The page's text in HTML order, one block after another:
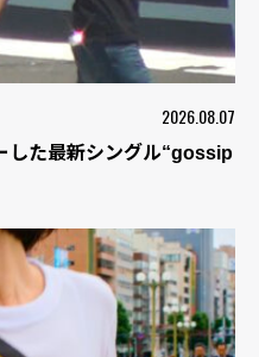
2026.08.07
した最新シングル“gossip